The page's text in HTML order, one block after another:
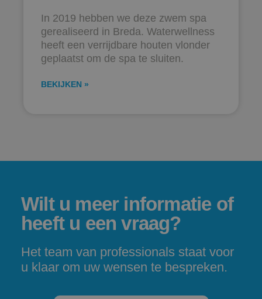
In 2019 hebben we deze zwem spa
gerealiseerd in Breda. Waterwellness
heeft een verrijdbare houten vlonder
geplaatst om de spa te sluiten.
BEKIJKEN »
Wilt u meer informatie of
heeft u een vraag?
Het team van professionals staat voor
u klaar om uw wensen te bespreken.